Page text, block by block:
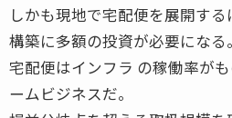
しかも現地で宅配便を展開す
構築に多額の投資が必要になる。
宅配便はインフラ の稼働率が
ームビジネスだ。